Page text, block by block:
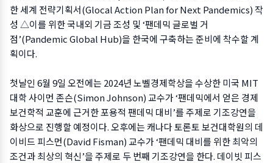
한 세계 전략기획서(Glocal Action Plan for Next Pandemics) 작
성 △이를 위한 국내외 기금 조성 및 ‘팬데믹 글로벌 거
점’(Pandemic Global Hub)을 한국에 구축하는 준비에 착수할 계
획이다.
첫날인 6월 9일 오전에는 2024년 노벨경제학상을 수상한 미국 MIT
대학 사이먼 존슨(Simon Johnson) 교수가 ‘팬데믹에서 얻은 경제
보건학적 교훈에 근거한 포용적 팬데믹 대비’를 주제로 기조강연을
화상으로 진행할 예정이다. 오후에는 캐나다 토론토 보건대학원의 데
이비드 피스먼(David Fisman) 교수가 ‘팬데믹 대비를 위한 최악의
조건과 최상의 혁신’을 주제로 두 번째 기조강연을 한다. 데이빗 피스